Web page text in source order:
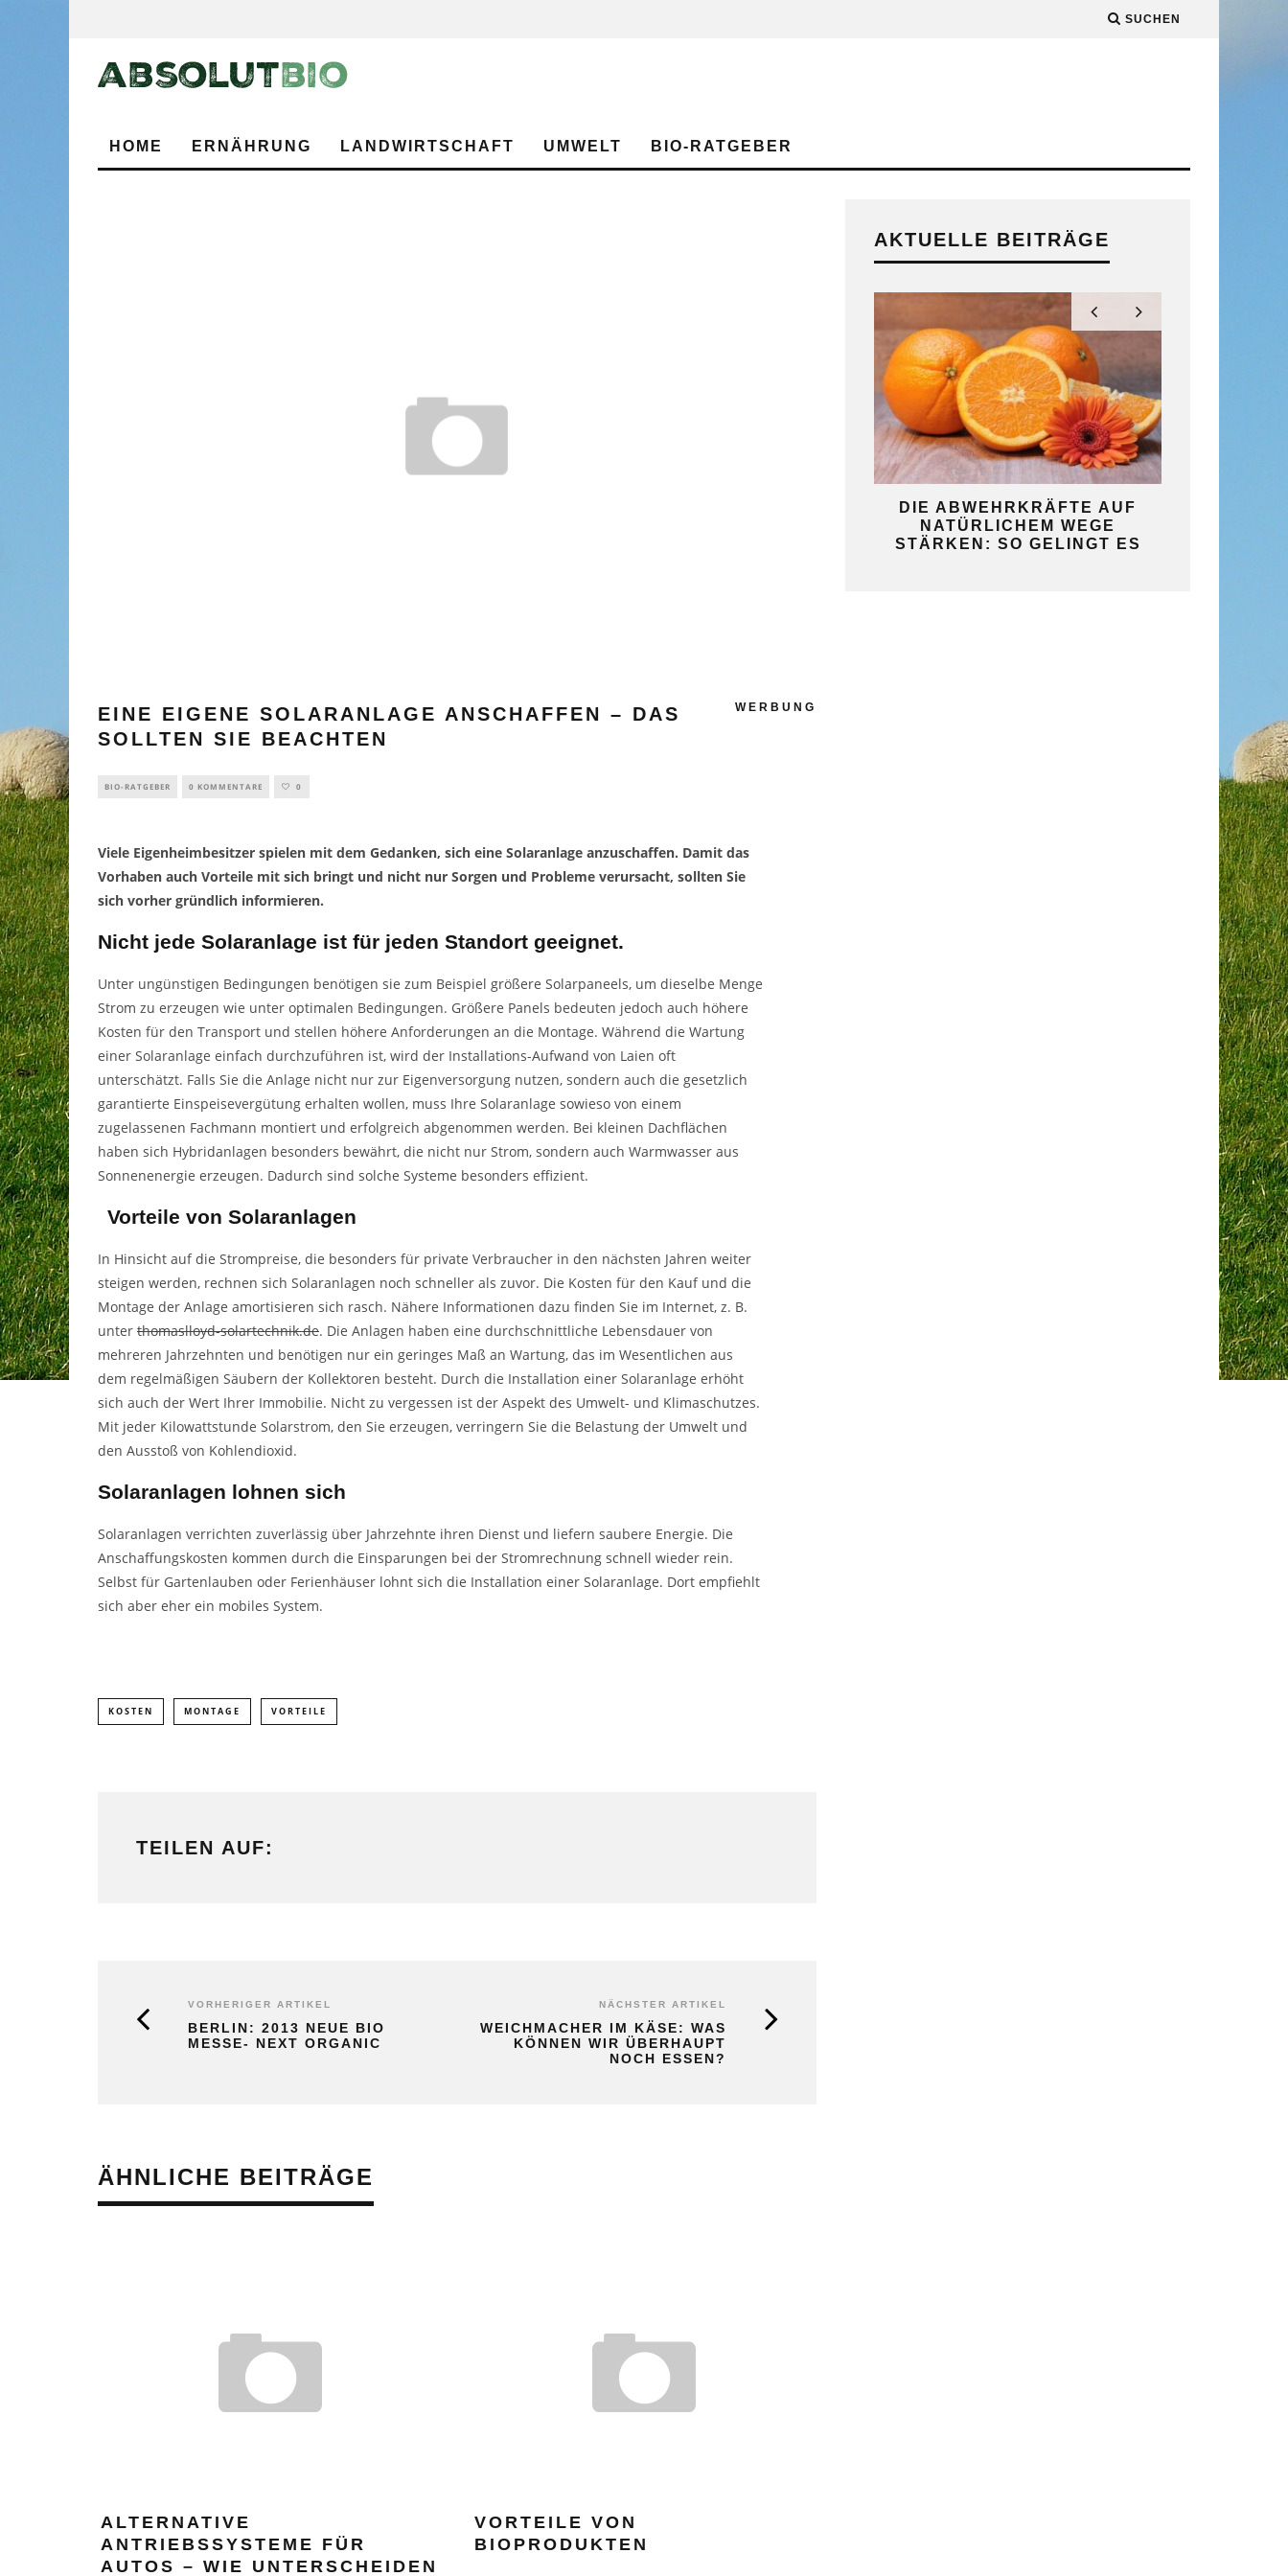
SUCHEN
HOME ERNÄHRUNG LANDWIRTSCHAFT UMWELT BIO-RATGEBER
EINE EIGENE SOLARANLAGE ANSCHAFFEN – DAS
SOLLTEN SIE BEACHTEN
WERBUNG
BIO-RATGEBER 0 KOMMENTARE 0
Viele Eigenheimbesitzer spielen mit dem Gedanken, sich eine Solaranlage anzuschaffen. Damit das
Vorhaben auch Vorteile mit sich bringt und nicht nur Sorgen und Probleme verursacht, sollten Sie
sich vorher gründlich informieren.
Nicht jede Solaranlage ist für jeden Standort geeignet.
Unter ungünstigen Bedingungen benötigen sie zum Beispiel größere Solarpaneels, um dieselbe Menge
Strom zu erzeugen wie unter optimalen Bedingungen. Größere Panels bedeuten jedoch auch höhere
Kosten für den Transport und stellen höhere Anforderungen an die Montage. Während die Wartung
einer Solaranlage einfach durchzuführen ist, wird der Installations-Aufwand von Laien oft
unterschätzt. Falls Sie die Anlage nicht nur zur Eigenversorgung nutzen, sondern auch die gesetzlich
garantierte Einspeisevergütung erhalten wollen, muss Ihre Solaranlage sowieso von einem
zugelassenen Fachmann montiert und erfolgreich abgenommen werden. Bei kleinen Dachflächen
haben sich Hybridanlagen besonders bewährt, die nicht nur Strom, sondern auch Warmwasser aus
Sonnenenergie erzeugen. Dadurch sind solche Systeme besonders effizient.
Vorteile von Solaranlagen
In Hinsicht auf die Strompreise, die besonders für private Verbraucher in den nächsten Jahren weiter
steigen werden, rechnen sich Solaranlagen noch schneller als zuvor. Die Kosten für den Kauf und die
Montage der Anlage amortisieren sich rasch. Nähere Informationen dazu finden Sie im Internet, z. B.
unter thomaslloyd-solartechnik.de. Die Anlagen haben eine durchschnittliche Lebensdauer von
mehreren Jahrzehnten und benötigen nur ein geringes Maß an Wartung, das im Wesentlichen aus
dem regelmäßigen Säubern der Kollektoren besteht. Durch die Installation einer Solaranlage erhöht
sich auch der Wert Ihrer Immobilie. Nicht zu vergessen ist der Aspekt des Umwelt- und Klimaschutzes.
Mit jeder Kilowattstunde Solarstrom, den Sie erzeugen, verringern Sie die Belastung der Umwelt und
den Ausstoß von Kohlendioxid.
Solaranlagen lohnen sich
Solaranlagen verrichten zuverlässig über Jahrzehnte ihren Dienst und liefern saubere Energie. Die
Anschaffungskosten kommen durch die Einsparungen bei der Stromrechnung schnell wieder rein.
Selbst für Gartenlauben oder Ferienhäuser lohnt sich die Installation einer Solaranlage. Dort empfiehlt
sich aber eher ein mobiles System.
KOSTEN MONTAGE VORTEILE
TEILEN AUF:
VORHERIGER ARTIKEL
BERLIN: 2013 NEUE BIO
MESSE- NEXT ORGANIC
NÄCHSTER ARTIKEL
WEICHMACHER IM KÄSE: WAS
KÖNNEN WIR ÜBERHAUPT
NOCH ESSEN?
ÄHNLICHE BEITRÄGE
ALTERNATIVE
ANTRIEBSSYSTEME FÜR
AUTOS – WIE UNTERSCHEIDEN
VORTEILE VON
BIOPRODUKTEN
AKTUELLE BEITRÄGE
DIE ABWEHRKRÄFTE AUF
NATÜRLICHEM WEGE
STÄRKEN: SO GELINGT ES